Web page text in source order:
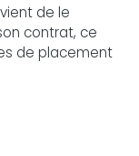
de le
contrat, ce
de placement